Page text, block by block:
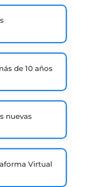
de 10 años
nuevas
Virtual